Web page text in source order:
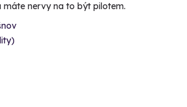
máte nervy na to být pilotem.